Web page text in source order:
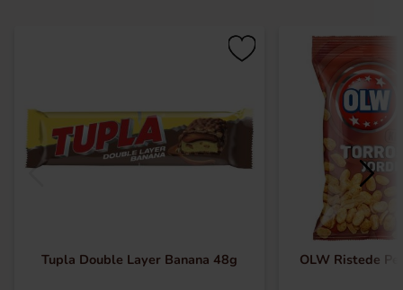
Tupla Double Layer Banana 48g OLW Ristede